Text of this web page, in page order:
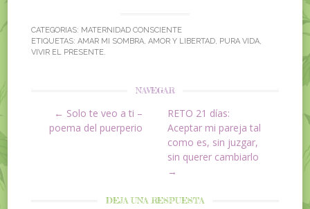
CATEGORIAS: MATERNIDAD CONSCIENTE
ETIQUETAS:AMAR MI SOMBRA ,AMOR Y LIBERTAD PURA VIDA
VIVIR EL PRESENTE
Post navigation
NAVEGAR
← Solo te veo a ti –
poema del puerperio
RETO 21 días:
Aceptar mi pareja tal
como es, sin juzgar,
sin querer cambiarlo
→
DEJA UNA RESPUESTA